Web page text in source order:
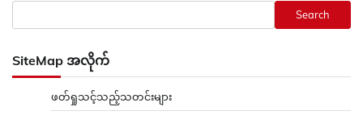
Search
SiteMap အလိုက်
ဖတ်ရှုသင့်သည့်သတင်းများ